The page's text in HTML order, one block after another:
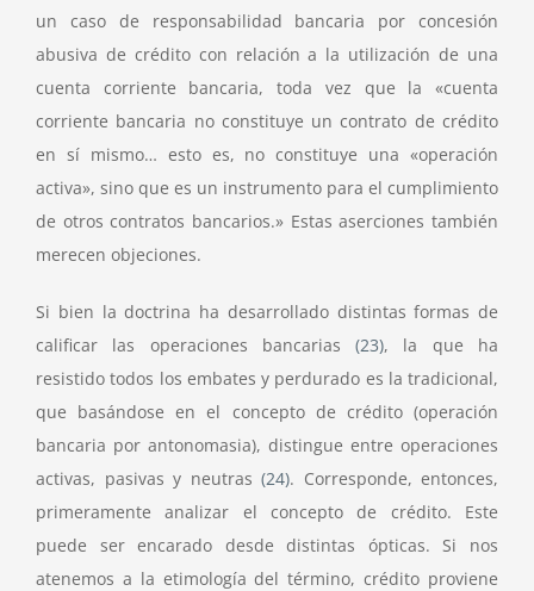
un caso de responsabilidad bancaria por concesión
abusiva de crédito con relación a la utilización de una
cuenta corriente bancaria, toda vez que la «cuenta
corriente bancaria no constituye un contrato de crédito
en sí mismo… esto es, no constituye una «operación
activa», sino que es un instrumento para el cumplimiento
de otros contratos bancarios.» Estas aserciones también
merecen objeciones.
Si bien la doctrina ha desarrollado distintas formas de
calificar las operaciones bancarias(23), la que ha
resistido todos los embates y perdurado es la tradicional,
que basándose en el concepto de crédito (operación
bancaria por antonomasia), distingue entre operaciones
activas, pasivas y neutras (24). Corresponde, entonces,
primeramente analizar el concepto de crédito. Este
puede ser encarado desde distintas ópticas. Si nos
atenemos a la etimología del término, crédito proviene